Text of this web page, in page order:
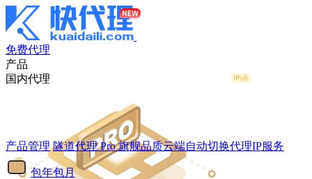
免费代理
产品
国内代理
产品管理 隧道代理Pro 旗舰品质云端自动切换代理IP服务
包年包月